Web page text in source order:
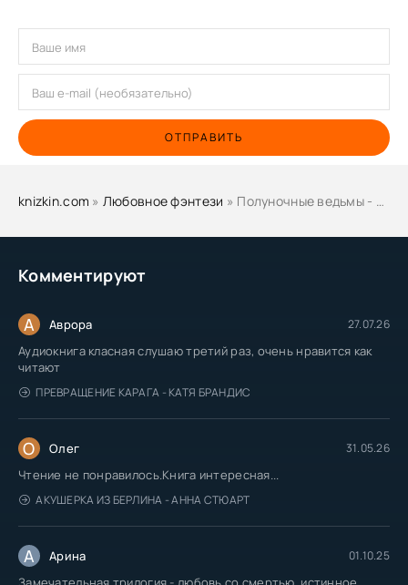
Комментируют
А Аврора 27.07.26
Аудиокнига класная слушаю третий раз, очень нравится как
читают
ПРЕВРАЩЕНИЕ КАРАГА - КАТЯ БРАНДИС
О Олег 31.05.26
Чтение не понравилось.Книга интересная...
АКУШЕРКА ИЗ БЕРЛИНА - АННА СТЮАРТ
А Арина 01.10.25
ОТПРАВИТЬ
knizkin.com » Любовное фэнтези » Полуночные ведьмы - Элизабет Бекер